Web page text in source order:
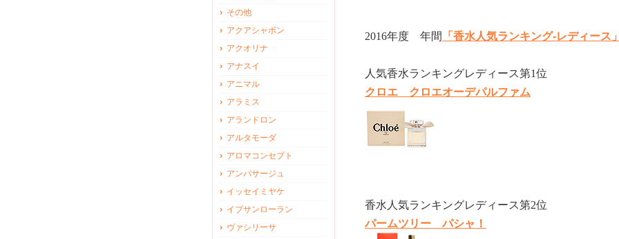
2016年度 年間 「香水人気ランキング-レディース」
人気香水ランキングレディース第1位
クロエ クロエオーデパルファム
香水人気ランキングレディース第2位
パームツリー パシャ！
その他
アクアシャボン
アクオリナ
アナスイ
アニマル
アラミス
アランドロン
アルタモーダ
アロマコンセプト
アンパサージュ
イッセイミヤケ
イブサンローラン
ヴァシリーサ